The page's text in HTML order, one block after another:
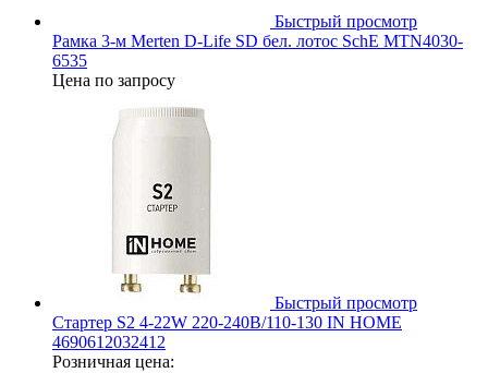
Быстрый просмотр
Рамка 3-м Merten D-Life SD бел. лотос SchE MTN4030-
6535
Цена по запросу
Быстрый просмотр
Стартер S2 4-22W 220-240В/110-130 IN HOME
4690612032412
Розничная цена: